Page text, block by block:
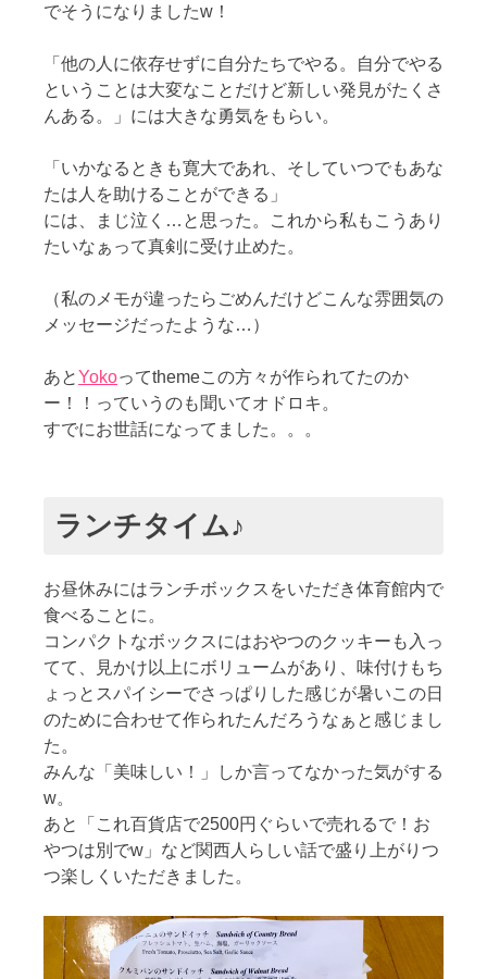
でそうになりましたw！
「他の人に依存せずに自分たちでやる。自分でやる
ということは大変なことだけど新しい発見がたくさ
んある。」には大きな勇気をもらい。
「いかなるときも寛大であれ、そしていつでもあな
たは人を助けることができる」
には、まじ泣く…と思った。これから私もこうあり
たいなぁって真剣に受け止めた。
（私のメモが違ったらごめんだけどこんな雰囲気の
メッセージだったような…）
あとYokoってthemeこの方々が作られてたのか
ー！！っていうのも聞いてオドロキ。
すでにお世話になってました。。。
ランチタイム♪
お昼休みにはランチボックスをいただき体育館内で
食べることに。
コンパクトなボックスにはおやつのクッキーも入っ
てて、見かけ以上にボリュームがあり、味付けもち
ょっとスパイシーでさっぱりした感じが暑いこの日
のために合わせて作られたんだろうなぁと感じまし
た。
みんな「美味しい！」しか言ってなかった気がする
w。
あと「これ百貨店で2500円ぐらいで売れるで！お
やつは別でw」など関西人らしい話で盛り上がりつ
つ楽しくいただきました。